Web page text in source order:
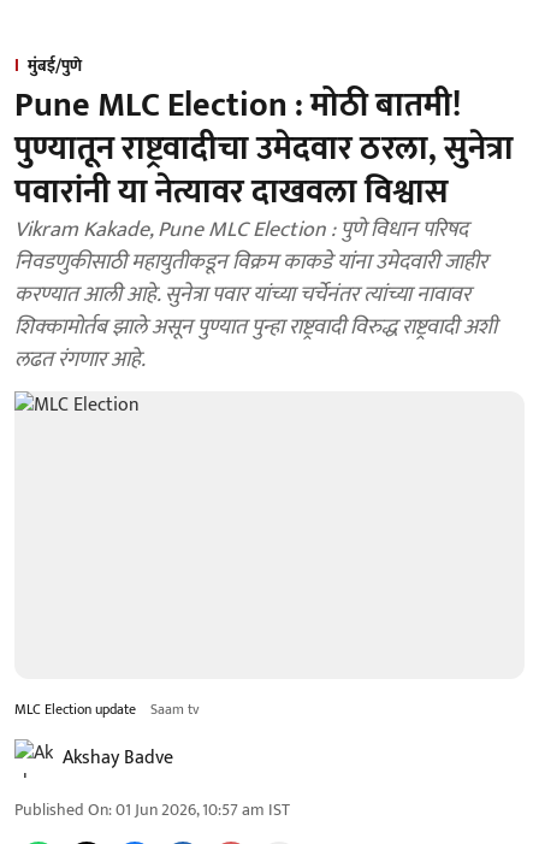
मुंबई/पुणे
Pune MLC Election : मोठी बातमी!
पुण्यातून राष्ट्रवादीचा उमेदवार ठरला, सुनेत्रा
पवारांनी या नेत्यावर दाखवला विश्वास
Vikram Kakade, Pune MLC Election : पुणे विधान परिषद
निवडणुकीसाठी महायुतीकडून विक्रम काकडे यांना उमेदवारी जाहीर
करण्यात आली आहे. सुनेत्रा पवार यांच्या चर्चेनंतर त्यांच्या नावावर
शिक्कामोर्तब झाले असून पुण्यात पुन्हा राष्ट्रवादी विरुद्ध राष्ट्रवादी अशी
लढत रंगणार आहे.
MLC Election update Saam tv
Akshay Badve
Published On:01 Jun 2026, 10:57 am IST